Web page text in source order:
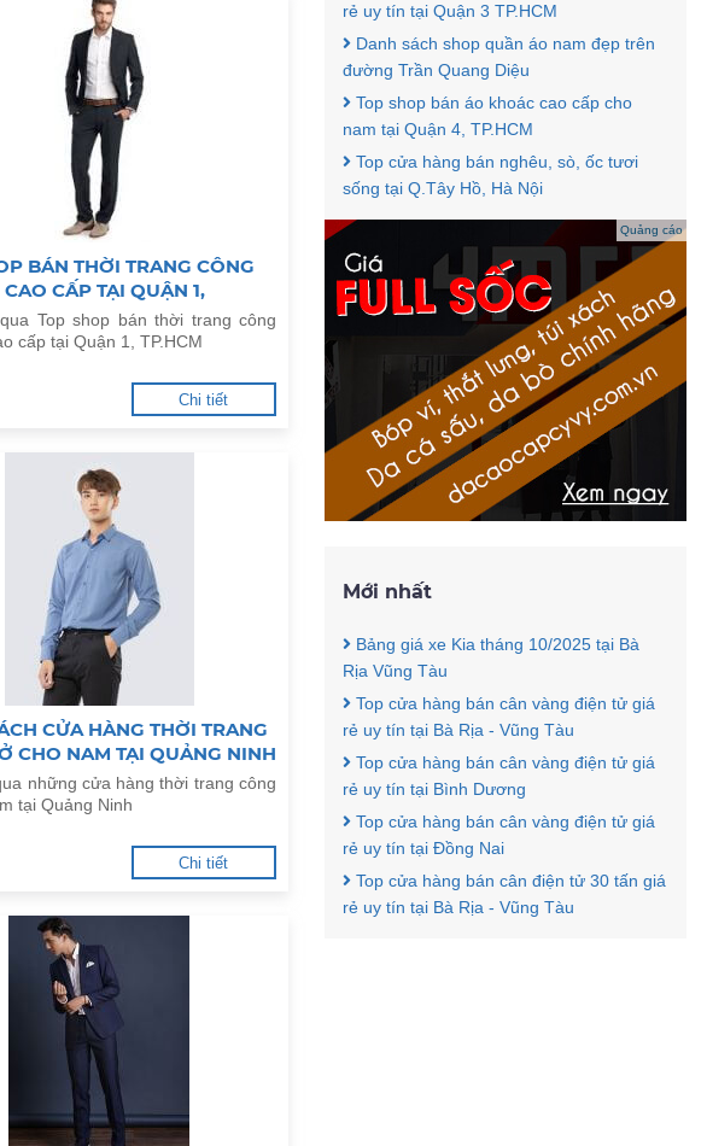
BÁN THỜI TRANG CÔNG
CẤP TẠI QUẬN 1,
Top shop bán thời trang công
cấp tại Quận 1, TP.HCM
Chi tiết
CỬA HÀNG THỜI TRANG
CHO NAM TẠI QUẢNG NINH
những cửa hàng thời trang công
tại Quảng Ninh
Chi tiết
rẻ uy tín tại Quận 3 TP.HCM
Danh sách shop quần áo nam đẹp trên
đường Trần Quang Diệu
Top shop bán áo khoác cao cấp cho
nam tại Quận 4, TP.HCM
Top cửa hàng bán nghêu, sò, ốc tươi
sống tại Q.Tây Hồ, Hà Nội
Quảng cáo
Mới nhất
Bảng giá xe Kia tháng 10/2025 tại Bà
Rịa Vũng Tàu
Top cửa hàng bán cân vàng điện tử giá
rẻ uy tín tại Bà Rịa - Vũng Tàu
Top cửa hàng bán cân vàng điện tử giá
rẻ uy tín tại Bình Dương
Top cửa hàng bán cân vàng điện tử giá
rẻ uy tín tại Đồng Nai
Top cửa hàng bán cân điện tử 30 tấn giá
rẻ uy tín tại Bà Rịa - Vũng Tàu